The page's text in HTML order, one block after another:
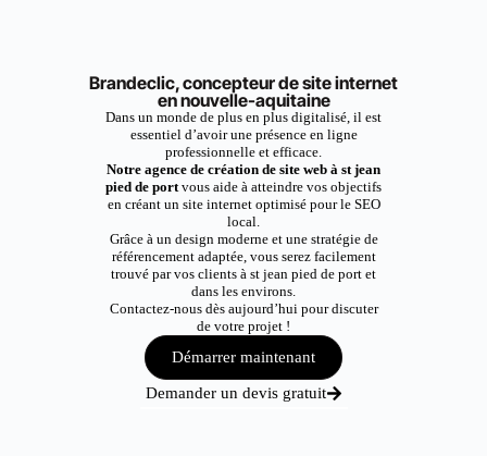
Brandeclic, concepteur de site internet
en nouvelle-aquitaine
Dans un monde de plus en plus digitalisé, il est
essentiel d’avoir une présence en ligne
professionnelle et efficace.
Notre agence de création de site web à st jean
pied de portvous aide à atteindre vos objectifs
en créant un site internet optimisé pour le SEO
local.
Grâce à un design moderne et une stratégie de
référencement adaptée, vous serez facilement
trouvé par vos clients à st jean pied de port et
dans les environs.
Contactez-nous dès aujourd’hui pour discuter
de votre projet !
Démarrer maintenant
Demander un devis gratuit